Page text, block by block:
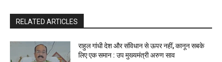
RELATED ARTICLES
राहुल गांधी देश और संविधान से ऊपर नहीं, कानून सबके
लिए एक समान : उप मुख्यमंत्री अरुण साव